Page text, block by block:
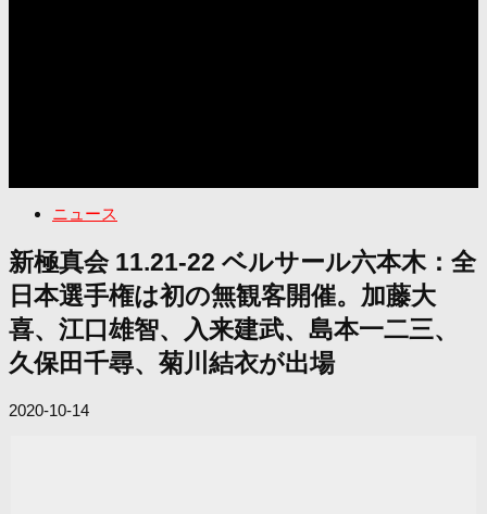
ニュース
新極真会 11.21-22 ベルサール六本木：全
日本選手権は初の無観客開催。加藤大
喜、江口雄智、入来建武、島本一二三、
久保田千尋、菊川結衣が出場
2020-10-14